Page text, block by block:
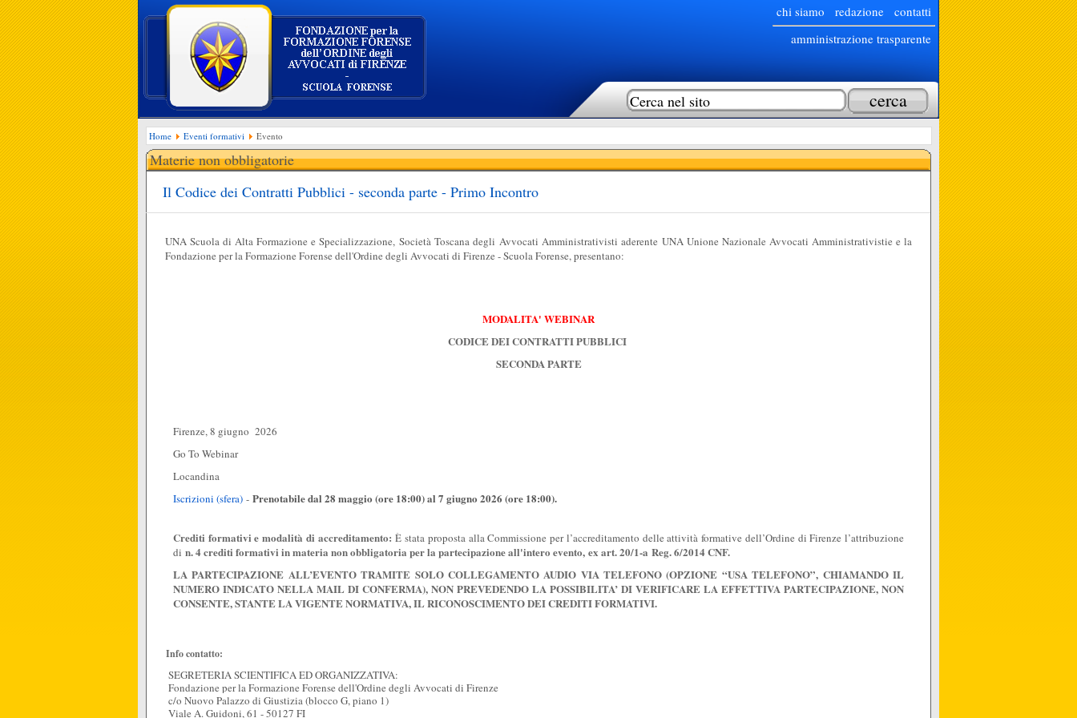
chi siamo redazione
contatti
amministrazione trasparente
Home Eventi formativi Evento
Materie non obbligatorie
Il Codice dei Contratti Pubblici - seconda parte - Primo Incontro
UNA Scuola di Alta Formazione e Specializzazione,Società Toscana degli Avvocati Amministrativisti aderente UNA Unione Nazionale Avvocati Amministrativistie e la
Fondazione per la Formazione Forense dell'Ordine degli Avvocati di Firenze - Scuola Forense, presentano:
MODALITA' WEBINAR
CODICE DEI CONTRATTI PUBBLICI
SECONDA PARTE
Firenze, 8 giugno 2026
Go To Webinar
Locandina
Iscrizioni (sfera) - Prenotabile dal 28 maggio (ore 18:00) al 7 giugno 2026 (ore 18:00).
Crediti formativi e modalità di accreditamento:È stata proposta alla Commissione per l’accreditamento delle attività formative dell’Ordine di Firenze l’attribuzione
di n. 4 crediti formativi in materia non obbligatoria per la partecipazione all'intero evento, ex art. 20/1-a Reg. 6/2014 CNF.
LA PARTECIPAZIONE ALL’EVENTO TRAMITE SOLO COLLEGAMENTO AUDIO VIA TELEFONO (OPZIONE “USA TELEFONO”, CHIAMANDO IL
NUMERO INDICATO NELLA MAIL DI CONFERMA), NON PREVEDENDO LA POSSIBILITA’ DI VERIFICARE LA EFFETTIVA PARTECIPAZIONE, NON
CONSENTE, STANTE LA VIGENTE NORMATIVA, IL RICONOSCIMENTO DEI CREDITI FORMATIVI.
Info contatto:
SEGRETERIA SCIENTIFICA ED ORGANIZZATIVA:
Fondazione per la Formazione Forense dell'Ordine degli Avvocati di Firenze
c/o Nuovo Palazzo di Giustizia (blocco G, piano 1)
Viale A. Guidoni, 61 - 50127 FI